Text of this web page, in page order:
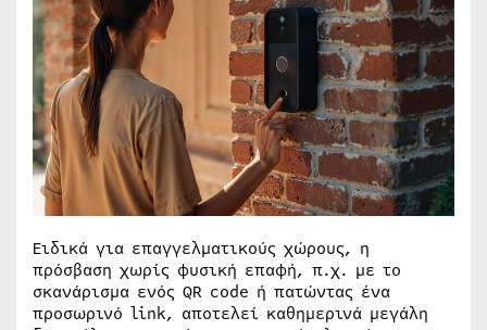
Ειδικά για επαγγελματικούς χώρους, η
πρόσβαση χωρίς φυσική επαφή, π.χ. με το
σκανάρισμα ενός QR code ή πατώντας ένα
προσωρινό link, αποτελεί καθημερινά μεγάλη